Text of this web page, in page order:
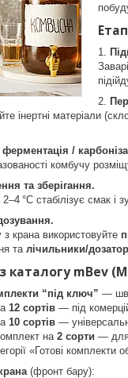
інертні матеріали
/
комбучу
та зберігання.
°C стабілізує смак
з крана використовуйте
та лічильники/
mBev
“під ключ” —
12 сортів — під
10 сортів —
на 2 сорти — для
«Готові
(фронт бару):